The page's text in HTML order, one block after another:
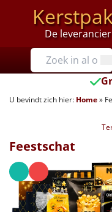
De
Prijzen
Tot €25
€25 tot €35
€40 tot €45
€45 tot €50
U bevindt zich hier: Home»
Feestschat